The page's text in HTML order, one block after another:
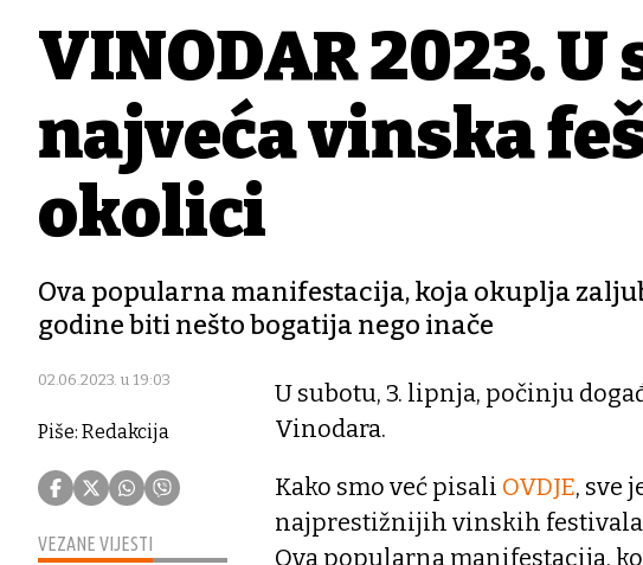
VINODAR 2023.
najveća vinska
okolici
Ova popularna manifestacija, koja okuplja
godine biti nešto bogatija nego inače
02.06.2023. u 19:03
Piše: Redakcija
VEZANE VIJESTI
U subotu, 3. lipnja, počinju
Vinodara.
Kako smo već pisali OVDJE, sve
najprestižnijih vinskih festivala
Ova popularna manifestacija,